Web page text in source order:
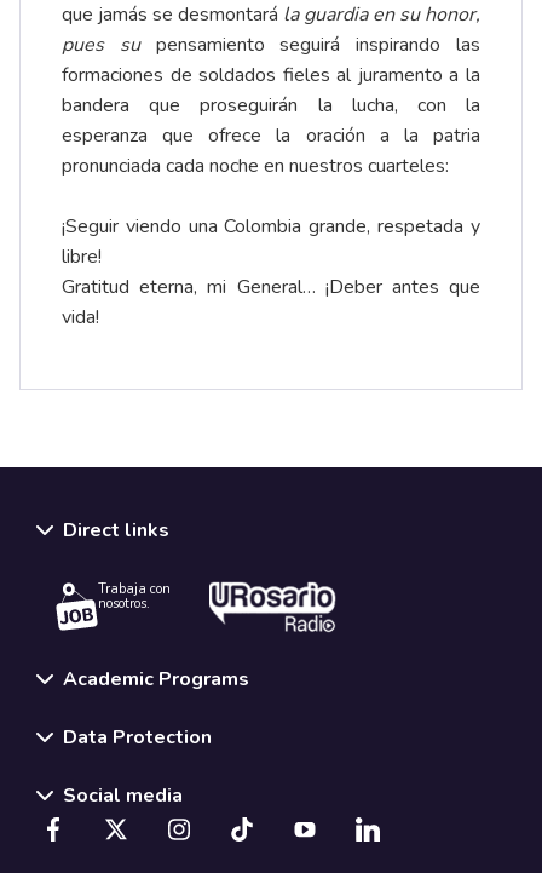
que jamás se desmontará la guardia en su honor,
pues supensamiento seguirá inspirando las
formaciones de soldados fieles al juramento a la
bandera que proseguirán la lucha, con la
esperanza que ofrece la oración a la patria
pronunciada cada noche en nuestros cuarteles:
¡Seguir viendo una Colombia grande, respetada y
libre!
Gratitud eterna, mi General… ¡Deber antes que
vida!
Direct links
Trabaja con
nosotros.
Academic Programs
Data Protection
Social media